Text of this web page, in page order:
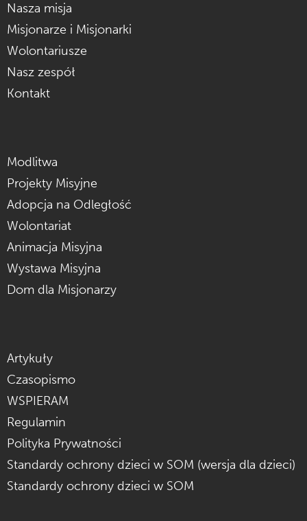
Nasza misja
Misjonarze i Misjonarki
Wolontariusze
Nasz zespół
Kontakt
Modlitwa
Projekty Misyjne
Adopcja na Odległość
Wolontariat
Animacja Misyjna
Wystawa Misyjna
Dom dla Misjonarzy
Artykuły
Czasopismo
WSPIERAM
Regulamin
Polityka Prywatności
Standardy ochrony dzieci w SOM (wersja dla dzieci)
Standardy ochrony dzieci w SOM